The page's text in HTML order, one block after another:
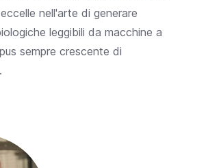
nell'arte di generare
leggibili da macchine a
sempre crescente di